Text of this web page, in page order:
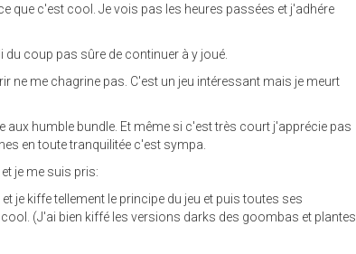
que c'est cool. Je vois pas les heures passées et j'adhére
coup pas sûre de continuer à y joué.
ne me chagrine pas. C'est un jeu intéressant mais je meurt
aux humble bundle. Et même si c'est très court j'apprécie pas
en toute tranquilitée c'est sympa.
je me suis pris:
je kiffe tellement le principe du jeu et puis toutes ses
(J'ai bien kiffé les versions darks des goombas et plantes